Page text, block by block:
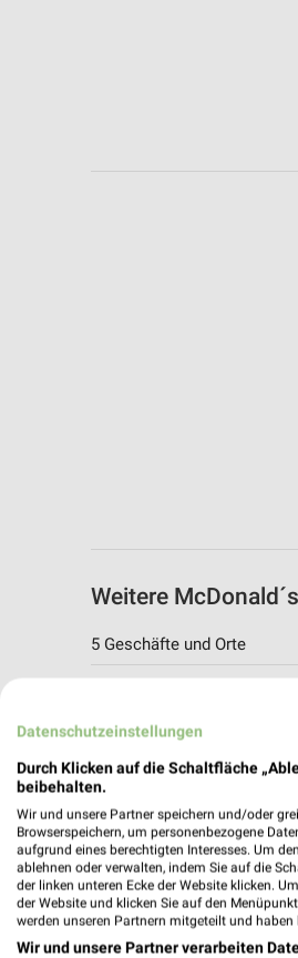
Weitere
5 Geschäfte und Orte
Syke,
311,38 km
McDonald´s
Stuhr,
321,02 km
Datenschutzeinstellungen
Durch Klicken auf die Schaltfläche
beibehalten.
Wir und unsere Partner speichern und/oder
Browserspeichern, um personenbezogene
aufgrund eines berechtigten Interesses. Um
ablehnen oder verwalten, indem Sie auf die
der linken unteren Ecke der Website klicken.
der Website und klicken Sie auf den
werden unseren Partnern mitgeteilt und
Wir und unsere Partner verarbeiten